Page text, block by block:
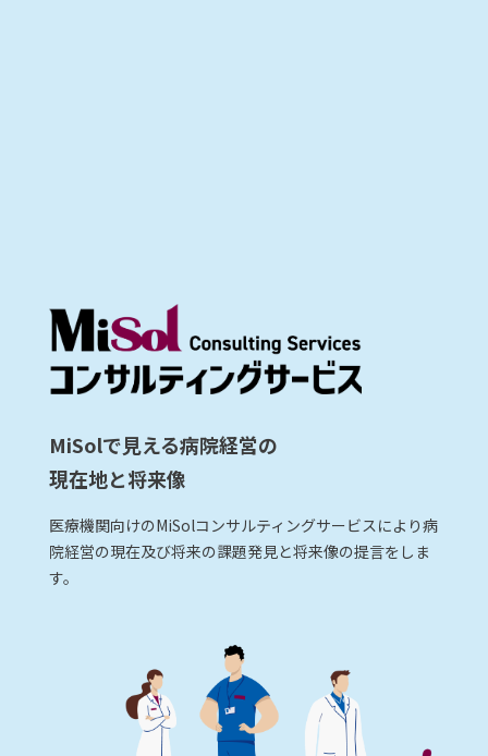
MiSolで見える病院経営の
現在地と将来像
医療機関向けのMiSolコンサルティングサービスにより病
院経営の現在及び将来の課題発見と将来像の提言をしま
す。